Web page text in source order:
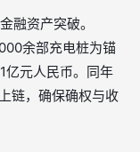
融资产突破。
余部充电桩为锚
亿元人民币。同年
链，确保确权与收